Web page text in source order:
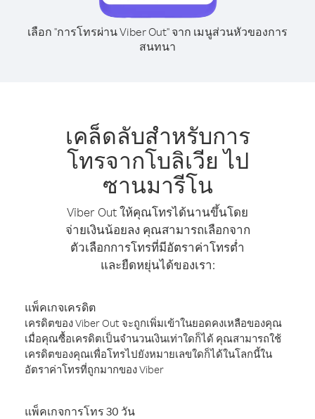
เลือก "การโทรผ่าน Viber Out" จาก เมนูส่วนหัวของการ
สนทนา
เคล็ดลับสำหรับการ
โทรจากโบลิเวีย ไป
ซานมารีโน
Viber Out ให้คุณโทรได้นานขึ้นโดย
จ่ายเงินน้อยลง คุณสามารถเลือกจาก
ตัวเลือกการโทรที่มีอัตราค่าโทรต่ำ
และยืดหยุ่นได้ของเรา:
แพ็คเกจเครดิต
เครดิตของ Viber Out จะถูกเพิ่มเข้าในยอดคงเหลือของคุณ
เมื่อคุณซื้อเครดิตเป็นจำนวนเงินเท่าใดก็ได้ คุณสามารถใช้
เครดิตของคุณเพื่อโทรไปยังหมายเลขใดก็ได้ในโลกนี้ใน
อัตราค่าโทรที่ถูกมากของ Viber
แพ็คเกจการโทร 30 วัน